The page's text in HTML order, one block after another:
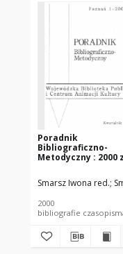
Poradnik
Bibliograficzno-
Metodyczny : 2000
Smarsz Iwona red.
2000